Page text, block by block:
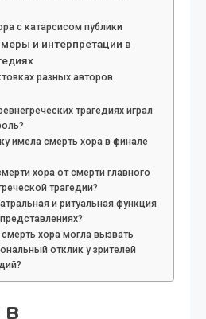
с катарсисом публики
и интерпретации в
разных авторов
трагедиях играл
имела смерть хора в финале
хора от смерти главного
трагедии?
и ритуальная функция
хора могла вызвать
отклик у зрителей